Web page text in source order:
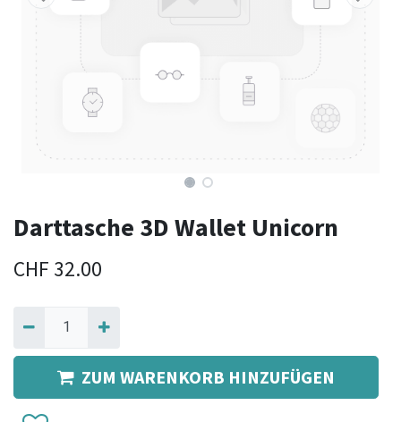
Darttasche 3D Wallet Unicorn
CHF 32.00
ZUM WARENKORB HINZUFÜGEN